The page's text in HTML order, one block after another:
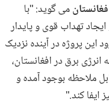
می گوید: "با
تهداب قوی و پایدار
این پروژه در آینده نزدیک
برق در افغانستان،
ملاحظه بوجود آمده و
کند."